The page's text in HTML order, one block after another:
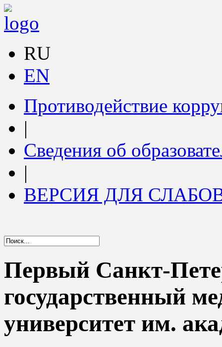
RU
EN
Противодействие
|
Сведения об
|
ВЕРСИЯ ДЛЯ
Первый Санкт-
государственный
университет им.